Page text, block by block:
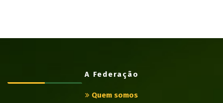
A Federação
Quem somos